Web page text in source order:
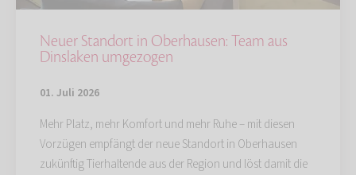
Neuer Standort in Oberhausen: Team aus
Dinslaken umgezogen
01. Juli 2026
Mehr Platz, mehr Komfort und mehr Ruhe – mit diesen
Vorzügen empfängt der neue Standort in Oberhausen
zukünftig Tierhaltende aus der Region und löst damit die